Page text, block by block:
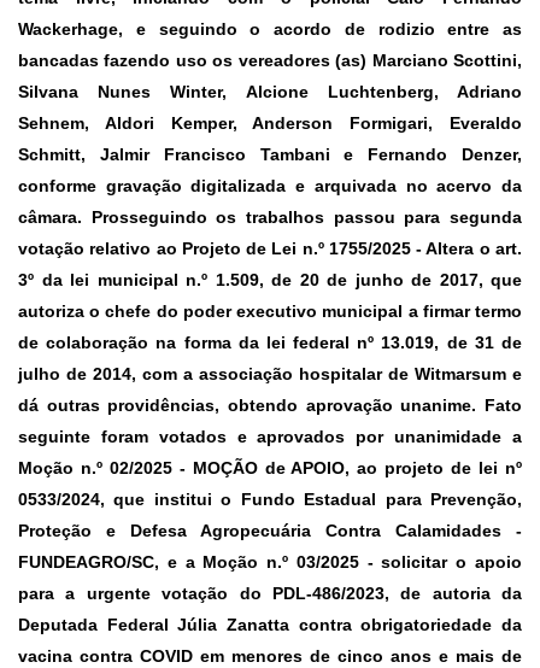
Wackerhage, e seguindo o acordo de rodizio entre as
bancadas fazendo uso os vereadores (as) Marciano Scottini,
Silvana Nunes Winter, Alcione Luchtenberg, Adriano
Sehnem, Aldori Kemper, Anderson Formigari, Everaldo
Schmitt, Jalmir Francisco Tambani e Fernando Denzer,
conforme gravação digitalizada e arquivada no acervo da
câmara. Prosseguindo os trabalhos passou para segunda
votação relativo ao Projeto de Lei n.º 1755/2025 -Altera o art.
3º da lei municipal n.º 1.509, de 20 de junho de 2017, que
autoriza o chefe do poder executivo municipal a firmar termo
de colaboração na forma da lei federal nº 13.019, de 31 de
julho de 2014, com a associação hospitalar de Witmarsum e
dá outras providências, obtendo aprovação unanime. Fato
seguinte foram votados e aprovados por unanimidade a
Moção n.º 02/2025- MOÇÃO de APOIO, ao projeto de lei nº
0533/2024, que institui o Fundo Estadual para Prevenção,
Proteção e Defesa Agropecuária Contra Calamidades -
FUNDEAGRO/SC, e a Moção n.º 03/2025- solicitar o apoio
para a urgente votação do PDL-486/2023, de autoria da
Deputada Federal Júlia Zanatta contra obrigatoriedade da
vacina contra COVID em menores de cinco anos e mais de